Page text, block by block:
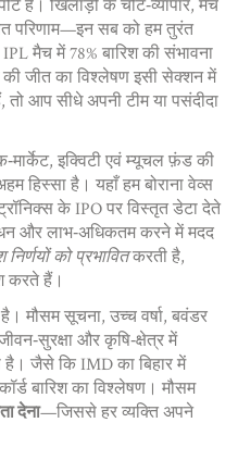
है। खिलाड़ी के चोट‑व्यापार, मैच
परिणाम—इन सब को हम तुरंत
मैच में 78% बारिश की संभावना
जीत का विश्लेषण इसी सेक्शन में
आप सीधे अपनी टीम या पसंदीदा
इक्विटी एवं म्यूचल फ़ंड की
हिस्सा है। यहाँ हम बोराना वेव्स
के IPO पर विस्तृत डेटा देते
और लाभ‑अधिकतम करने में मदद
निर्णयों को प्रभावितकरती है,
करते हैं।
मौसम सूचना, उच्च वर्षा, बवंडर
और कृषि‑क्षेत्र में
है। जैसे कि IMD का बिहार में
बारिश का विश्लेषण। मौसम
देना—जिससे हर व्यक्ति अपने